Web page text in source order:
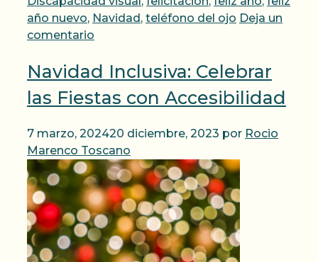
año nuevo, Navidad, teléfono del ojo Deja un
comentario
Navidad Inclusiva: Celebrar
las Fiestas con Accesibilidad
7 marzo, 202420 diciembre, 2023 por Rocio
Marenco Toscano